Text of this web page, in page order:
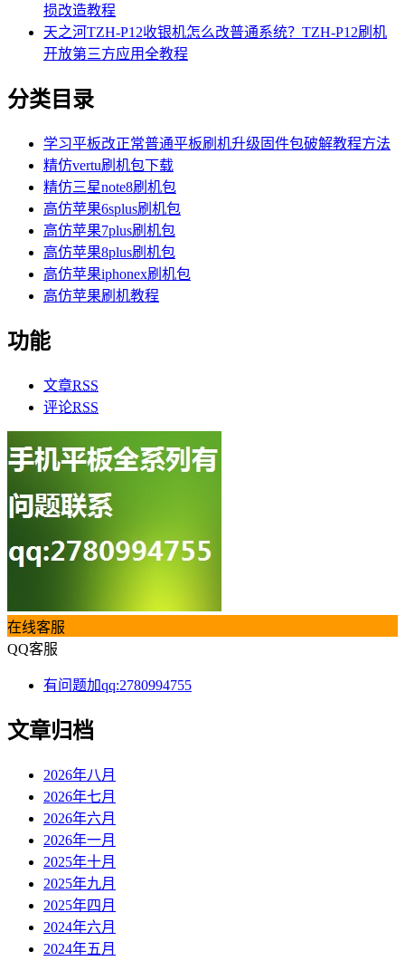
损改造教程
天之河TZH-P12收银机怎么改普通系统？TZH-P12刷机
开放第三方应用全教程
分类目录
学习平板改正常普通平板刷机升级固件包破解教程方法
精仿vertu刷机包下载
精仿三星note8刷机包
高仿苹果6splus刷机包
高仿苹果7plus刷机包
高仿苹果8plus刷机包
高仿苹果iphonex刷机包
高仿苹果刷机教程
功能
文章RSS
评论RSS
在线客服
QQ客服
有问题加qq:2780994755
文章归档
2026年八月
2026年七月
2026年六月
2026年一月
2025年十月
2025年九月
2025年四月
2024年六月
2024年五月